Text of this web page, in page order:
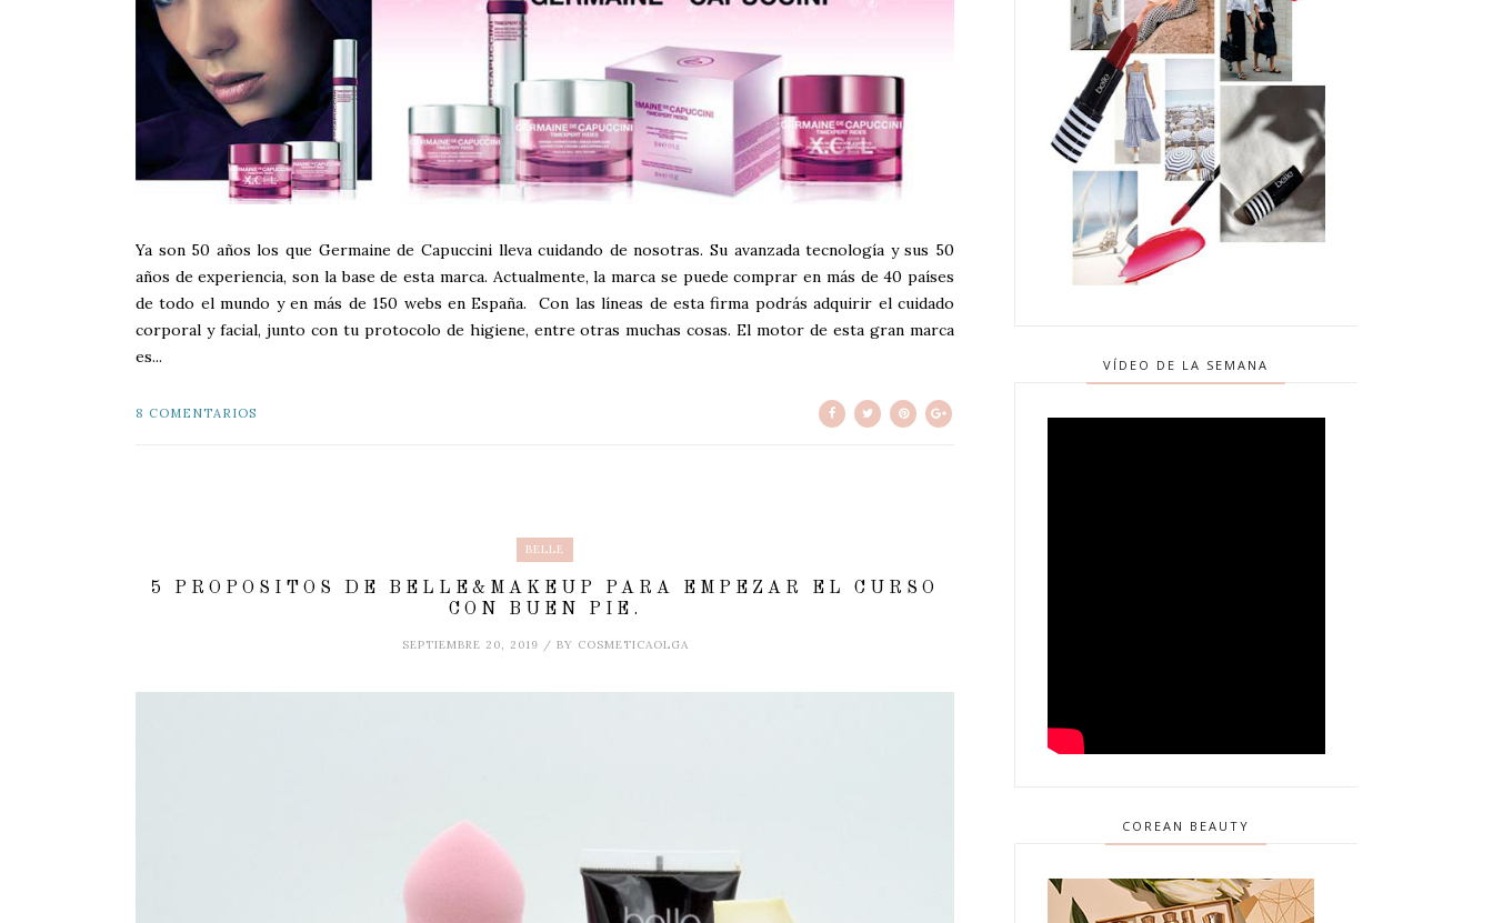
Ya son 50 años los que Germaine de Capuccini lleva cuidando de nosotras. Su avanzada tecnología y sus 50
años de experiencia, son la base de esta marca. Actualmente, la marca se puede comprar en más de 40 países
de todo el mundo y en más de 150 webs en España. Con las líneas de esta firma podrás adquirir el cuidado
corporal y facial, junto con tu protocolo de higiene, entre otras muchas cosas. El motor de esta gran marca
es...
8 COMENTARIOS
BELLE
5 PROPOSITOS DE BELLE&MAKEUP PARA EMPEZAR EL CURSO
CON BUEN PIE.
SEPTIEMBRE 20, 2019 / BY COSMETICAOLGA
VÍDEO DE LA SEMANA
COREAN BEAUTY